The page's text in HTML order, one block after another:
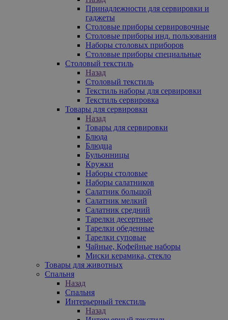
Принадлежности для сервировки и
гаджеты
Столовые приборы сервировочные
Столовые приборы инд. пользования
Наборы столовых приборов
Столовые приборы специальные
Столовый текстиль
Назад
Столовый текстиль
Текстиль наборы для сервировки
Текстиль сервировка
Товары для сервировки
Назад
Товары для сервировки
Блюда
Блюдца
Бульонницы
Кружки
Наборы столовые
Наборы салатников
Салатник большой
Салатник мелкий
Салатник средний
Тарелки десертные
Тарелки обеденные
Тарелки суповые
Чайные, Кофейные наборы
Миски керамика, стекло
Товары для животных
Спальня
Назад
Спальня
Интерьерный текстиль
Назад